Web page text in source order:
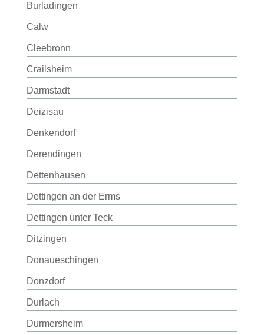
Burladingen
Calw
Cleebronn
Crailsheim
Darmstadt
Deizisau
Denkendorf
Derendingen
Dettenhausen
Dettingen an der Erms
Dettingen unter Teck
Ditzingen
Donaueschingen
Donzdorf
Durlach
Durmersheim